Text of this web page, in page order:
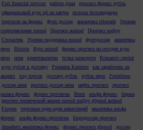
Fort financial services
работа дома
прогноз форекс рубль
официальный курс цб на завтра
полосы боллинджера
торговля на форекс
фунт доллар аналитика teletrade
Уровни
сопротивления eurusd
Прогноз audusd
Прогноз usdjpy
Стохастик
Уровни поддержка eurusd фунтдоллар
аналитика
евро
Bitcoin Курс eurusd
форекс прогноз на сегодня курс
евро
иена криптовалюты точка разворота
Romanov capital
курс рубля к доллару
Романов Капитал
как заработать на
акциях
ход торгов доллару рубль рубль евро
Freshforex
доллар иена
прогноз доллар иена нефть прогноз
прогноз
рынка форекс
форекс прогнозы Brent альфа форекс
биржа
прогноз технический анализ eurusd usdjpy gbpusd audusd
Fxopen
торговые идеи идеи инвестиций
аналитика альфа
форекс
альфа форекс прогнозы
Евродоллар прогноз
Amarkets аналитика форекс
форекс прогноз gbpusd
доллар